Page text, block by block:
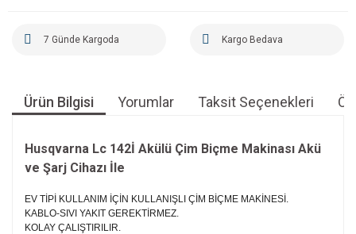
7 Günde Kargoda Kargo Bedava
Ürün Bilgisi Yorumlar Taksit Seçenekleri
Husqvarna Lc 142İ Akülü Çim Biçme Makinası Akü
ve Şarj Cihazı İle
EV TİPİ KULLANIM İÇİN KULLANIŞLI ÇİM BİÇME MAKİNESİ.
KABLO-SIVI YAKIT GEREKTİRMEZ.
KOLAY ÇALIŞTIRILIR.